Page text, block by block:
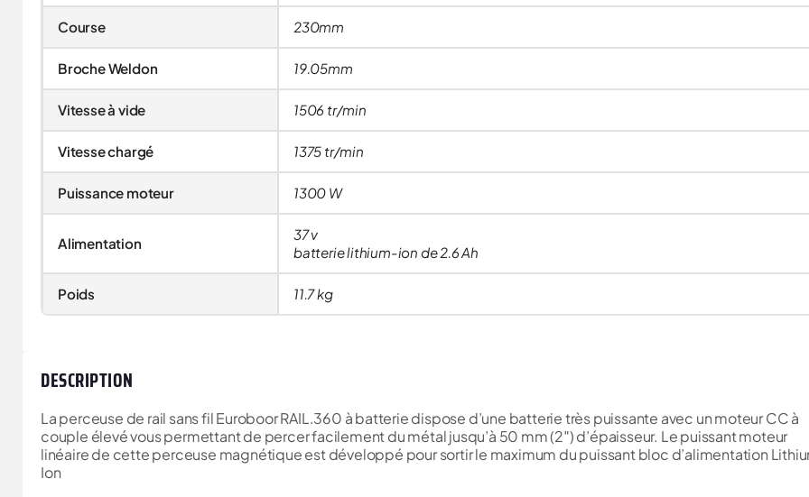
Course 230mm
Broche Weldon 19.05mm
Vitesse à vide 1506 tr/min
Vitesse chargé 1375 tr/min
Puissance moteur 1300 W
Alimentation
37 v
batterie lithium-ion de 2.6 Ah
Poids 11.7 kg
DESCRIPTION
La perceuse de rail sans fil Euroboor RAIL.360 à batterie dispose d’une batterie très puissante avec un moteur CC à
couple élevé vous permettant de percer facilement du métal jusqu’à 50 mm (2″) d’épaisseur. Le puissant moteur
linéaire de cette perceuse magnétique est développé pour sortir le maximum du puissant bloc d’alimentation
Ion